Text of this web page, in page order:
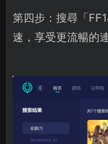
第四步：搜尋「
速，享受更流暢的